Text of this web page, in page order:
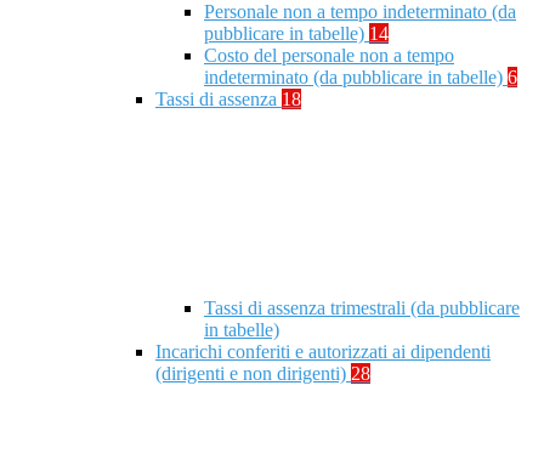
Personale non a tempo indeterminato (da
pubblicare in tabelle) 14
Costo del personale non a tempo
indeterminato (da pubblicare in tabelle) 6
Tassi di assenza 18
Tassi di assenza trimestrali (da pubblicare
in tabelle)
Incarichi conferiti e autorizzati ai dipendenti
(dirigenti e non dirigenti) 28